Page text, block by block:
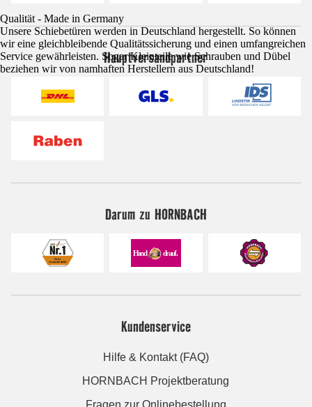
Qualität - Made in Germany
Unsere Schiebetüren werden in Deutschland hergestellt. So können
wir eine gleichbleibende Qualitätssicherung und einen umfangreichen
Service gewährleisten. Sogar Kleinteile wie Schrauben und Dübel
beziehen wir von namhaften Herstellern aus Deutschland!
Hauptversandpartner
Darum zu HORNBACH
Kundenservice
Hilfe & Kontakt (FAQ)
HORNBACH Projektberatung
Fragen zur Onlinebestellung